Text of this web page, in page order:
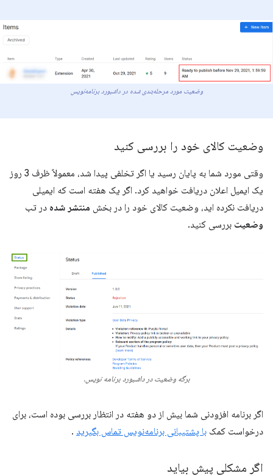
وضعیت مورد مرحله‌بندی شده در داشبورد برنامه‌نویس
وضعیت کالای خود را بررسی کنید
وقتی مورد شما به پایان رسید یا اگر تخلفی پیدا شد، معمولاً ظرف 3 روز
یک ایمیل اعلان دریافت خواهید کرد. اگر یک هفته است که ایمیلی
دریافت نکرده اید، وضعیت کالای خود را در بخش منتشر شده در تب
وضعیت بررسی کنید.
برگه وضعیت در داشبورد برنامه نویس.
اگر برنامه افزودنی شما بیش از دو هفته در انتظار بررسی بوده است، برای
درخواست کمک با پشتیبانی برنامه‌نویس تماس بگیرید .
اگر مشکلی پیش بیاید